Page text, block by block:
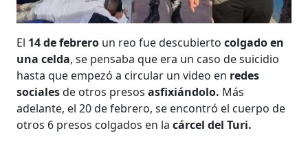
El 14 de febrero un reo fue descubiertocolgado en
una celda, se pensaba que era un caso de suicidio
hasta que empezó a circular un video en redes
socialesde otros presosasfixiándolo. Más
adelante, el 20 de febrero, se encontró el cuerpo de
otros 6 presos colgados en lacárcel del Turi.